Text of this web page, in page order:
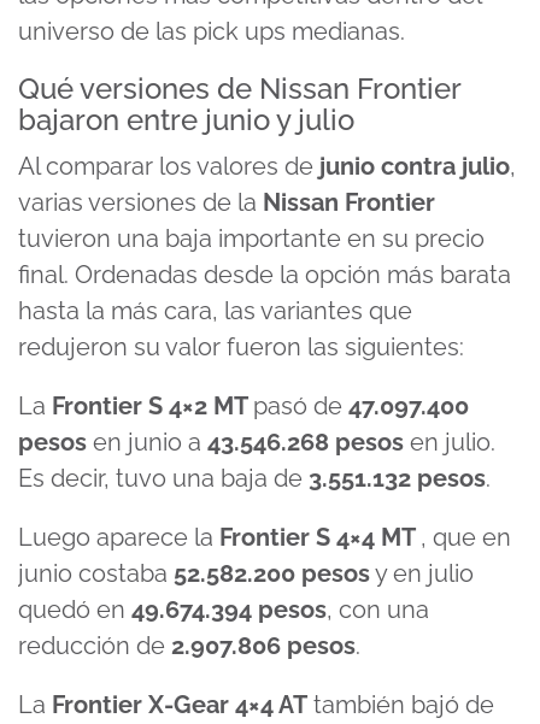
universo de las pick ups medianas.
Qué versiones de Nissan Frontier
bajaron entre junio y julio
Al comparar los valores de junio contra julio,
varias versiones de la Nissan Frontier
tuvieron una baja importante en su precio
final. Ordenadas desde la opción más barata
hasta la más cara, las variantes que
redujeron su valor fueron las siguientes:
La Frontier S 4×2 MT pasó de 47.097.400
pesos en junio a 43.546.268 pesos en julio.
Es decir, tuvo una baja de 3.551.132 pesos.
Luego aparece la Frontier S 4×4 MT , que en
junio costaba 52.582.200 pesosy en julio
quedó en 49.674.394 pesos, con una
reducción de 2.907.806 pesos.
La Frontier X-Gear 4×4 AT también bajó de